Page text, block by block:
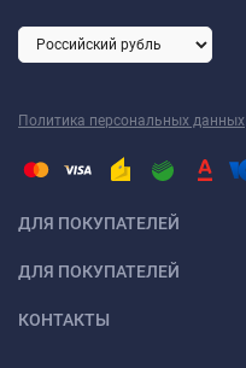
Политика персональных данных
ДЛЯ ПОКУПАТЕЛЕЙ
ДЛЯ ПОКУПАТЕЛЕЙ
КОНТАКТЫ